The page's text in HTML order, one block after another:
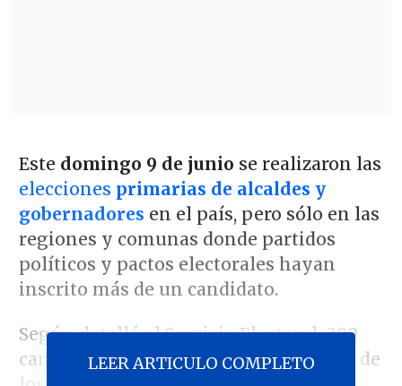
Este domingo 9 de junio se realizaron las
elecciones primarias de alcaldes y
gobernadores en el país, pero sólo en las
regiones y comunas donde partidos
políticos y pactos electorales hayan
inscrito más de un candidato.
Según detalló el Servicio Electoral, 209
candidatos participaron en la elección de
LEER ARTICULO COMPLETO